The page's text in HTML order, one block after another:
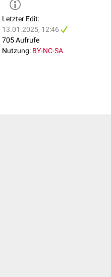
Letzter Edit:
13.01.2025, 12:46
705 Aufrufe
Nutzung: BY-NC-SA